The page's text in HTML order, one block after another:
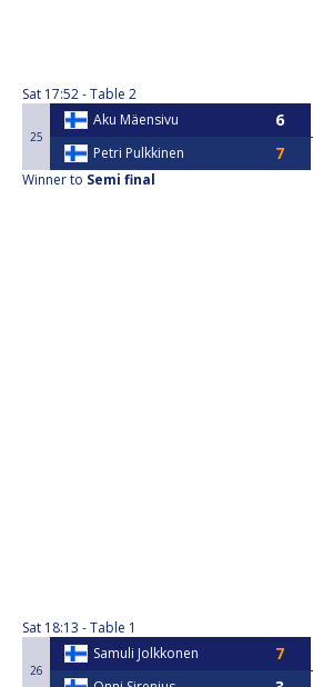
Sat 17:52 Table 2
25
Aku Mäensivu
Petri Pulkkinen
Winner to Semi final
Sat 18:13 Table 1
26
Samuli Jolkkonen